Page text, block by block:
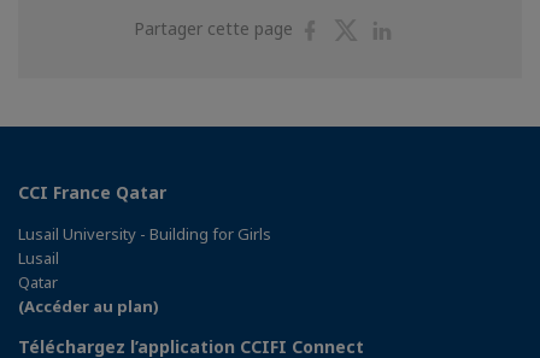
Partager cette page
PartagerPartager
CCI France Qatar
Lusail University - Building for Girls
Lusail
Qatar
(Accéder au plan)
Téléchargez l’application CCIFI Connect